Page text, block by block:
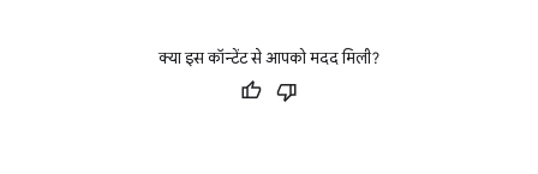
क्या इस कॉन्टेंट से आपको मदद मिली?